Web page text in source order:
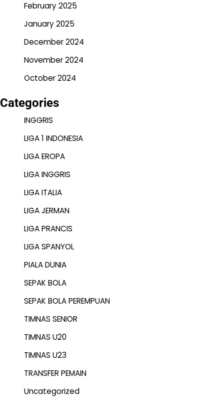
February 2025
January 2025
December 2024
November 2024
October 2024
Categories
INGGRIS
LIGA 1 INDONESIA
LIGA EROPA
LIGA INGGRIS
LIGA ITALIA
LIGA JERMAN
LIGA PRANCIS
LIGA SPANYOL
PIALA DUNIA
SEPAK BOLA
SEPAK BOLA PEREMPUAN
TIMNAS SENIOR
TIMNAS U20
TIMNAS U23
TRANSFER PEMAIN
Uncategorized